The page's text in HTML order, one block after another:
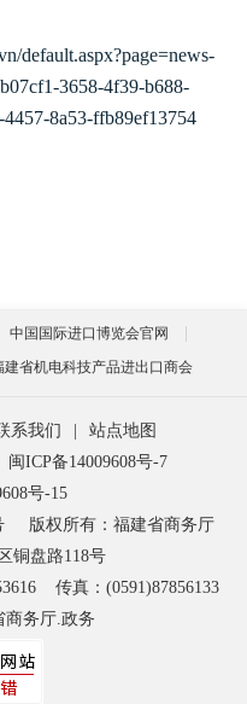
3658-4f39-b688-
8a53-ffb89ef13754
中国国际进口博览会官网
建省机电科技产品进出口商会
系我们
站点地图
闽ICP备14009608号-7
号-15
版权所有：福建省商务厅
铜盘路118号
传真：(0591)87856133
商务厅.政务